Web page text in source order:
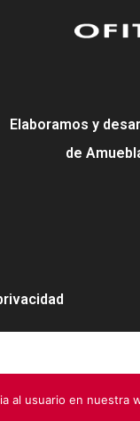
Elaboramos y
de
EU
al usuario en